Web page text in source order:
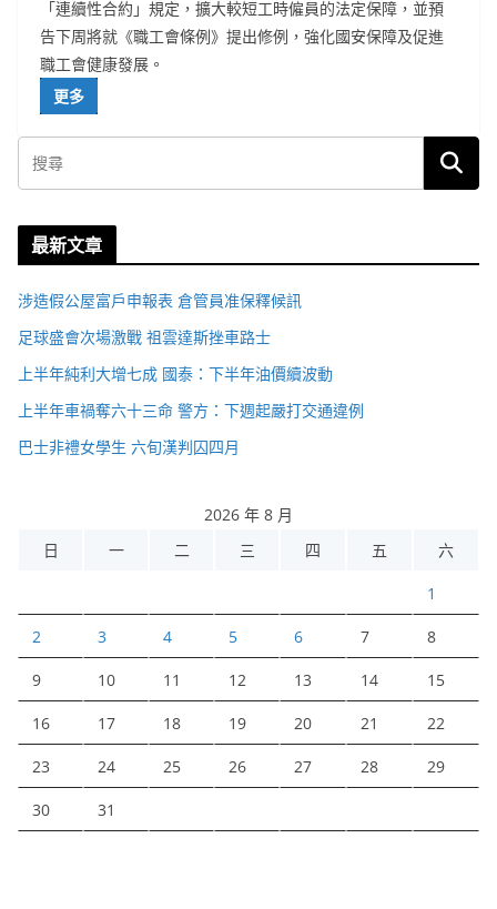
「連續性合約」規定，擴大較短工時僱員的法定保障，並預
告下周將就《職工會條例》提出修例，強化國安保障及促進
職工會健康發展。
更多
最新文章
涉造假公屋富戶申報表 倉管員准保釋候訊
足球盛會次場激戰 祖雲達斯挫車路士
上半年純利大增七成 國泰：下半年油價續波動
上半年車禍奪六十三命 警方：下週起嚴打交通違例
巴士非禮女學生 六旬漢判囚四月
2026 年 8 月
日
一 二 三 四 五 六
1
2 3 4 5 6 7 8
9 10 11 12 13 14 15
16 17 18 19 20 21 22
23 24 25 26 27 28 29
30 31